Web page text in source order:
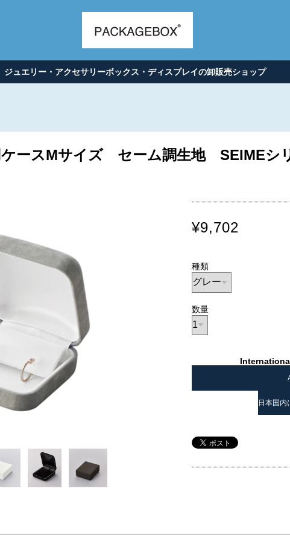
ジュエリー・アクセサリーボックス・ディスプレイの卸販売ショップ
ケースMサイズ セーム調生地 SEIMEシ
¥9,702
種類
数量
日本国内